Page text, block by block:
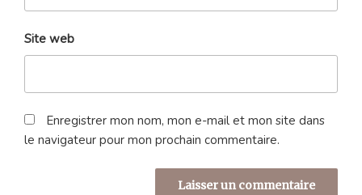
Site web
Enregistrer mon nom, mon e-mail et mon site dans
le navigateur pour mon prochain commentaire.